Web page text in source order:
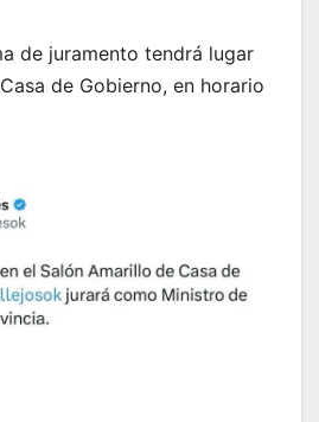
de juramento tendrá lugar
de Gobierno, en horario